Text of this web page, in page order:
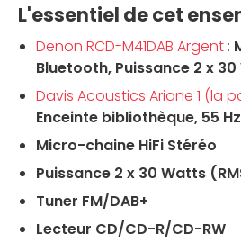
L'essentiel de cet
Denon RCD-M41DAB Argent :
Bluetooth, Puissance 2 x 30
Davis Acoustics Ariane 1 (la
Enceinte bibliothèque, 55
Micro-chaine HiFi Stéréo
Puissance 2 x 30 Watts
Tuner FM/DAB+
Lecteur CD/CD-R/CD-RW